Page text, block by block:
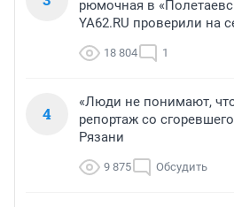
рюмочная в
YA62.RU проверили на
18 804 1
4
«Люди не понимают,
репортаж со
Рязани
9 875 Обсудить